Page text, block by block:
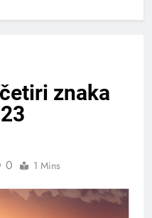
znaka
0 1 Mins